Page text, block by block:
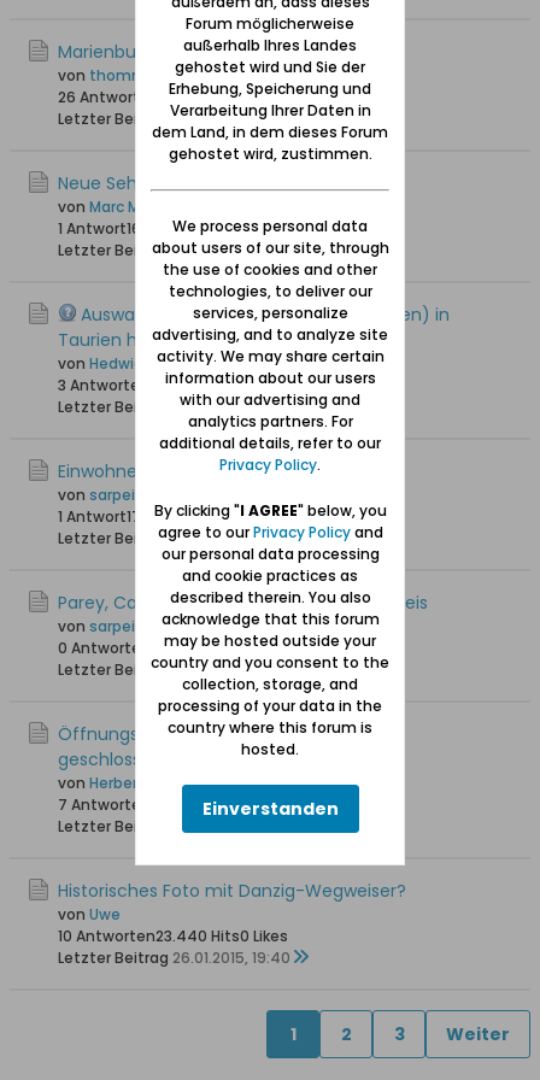
Marienburg/Schloss Kaldowo
von thommy
26 Antworten
25.365 Hits0 Likes
Letzter Beitrag
08.08.2019, 18:58
Neue Sehenswürdigkeit in Marienburg
von Marc Malbork
1 Antwort16.369 Hits0 Likes
Letzter Beitrag26.08.2018, 21:07
Auswanderer Kutsch nach Rosengart(en) in
Taurien heute Ukraine
von Hedwig-Pauline
3 Antworten
14.699 Hits0 Likes
Letzter Beitrag
10.02.2018, 11:53
Einwohnerliste Heubuden Stogi/Stożki
von sarpei
1 Antwort17.212 Hits0 Likes
Letzter Beitrag06.03.2016, 00:51
Parey, Carl - Bücher zum Marienburger Kreis
von sarpei
0 Antworten
13.475 Hits0 Likes
Letzter Beitrag 14.03.2015, 17:13
Öffnungszeiten der Marienburg (Montag
geschlossen)
von Herbert Claaßen
7 Antworten
18.411 Hits0 Likes
Letzter Beitrag
05.03.2015, 23:44
Historisches Foto mit Danzig-Wegweiser?
von Uwe
10 Antworten23.440 Hits0 Likes
Letzter Beitrag 26.01.2015, 19:40
1 2 3 Weiter
Forum möglicherweise
außerhalb Ihres Landes
gehostet wird und Sie der
Erhebung, Speicherung und
Verarbeitung Ihrer Daten in
dem Land, in dem dieses Forum
gehostet wird, zustimmen.
We process personal data
about users of our site, through
the use of cookies and other
technologies, to deliver our
services, personalize
advertising, and to analyze site
activity. We may share certain
information about our users
with our advertising and
analytics partners. For
additional details, refer to our
Privacy Policy.
By clicking "I AGREE" below, you
agree to ourPrivacy Policyand
our personal data processing
and cookie practices as
described therein. You also
acknowledge that this forum
may be hosted outside your
country and you consent to the
collection, storage, and
processing of your data in the
country where this forum is
hosted.
Einverstanden